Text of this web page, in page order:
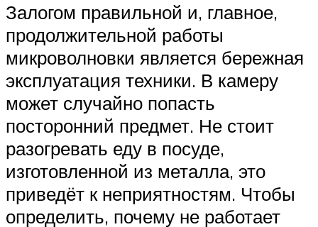
Залогом правильной и, главное,
продолжительной работы
микроволновки является бережная
эксплуатация техники. В камеру
может случайно попасть
посторонний предмет. Не стоит
разогревать еду в посуде,
изготовленной из металла, это
приведёт к неприятностям. Чтобы
определить, почему не работает